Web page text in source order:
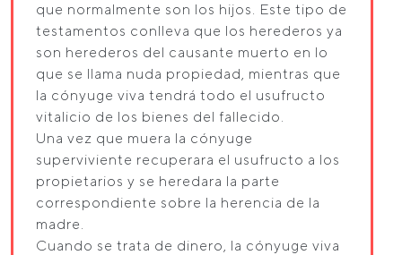
que normalmente son los hijos. Este tipo de
testamentos conlleva que los herederos ya
son herederos del causante muerto en lo
que se llama nuda propiedad, mientras que
la cónyuge viva tendrá todo el usufructo
vitalicio de los bienes del fallecido.
Una vez que muera la cónyuge
superviviente recuperara el usufructo a los
propietarios y se heredara la parte
correspondiente sobre la herencia de la
madre.
Cuando se trata de dinero, la cónyuge viva